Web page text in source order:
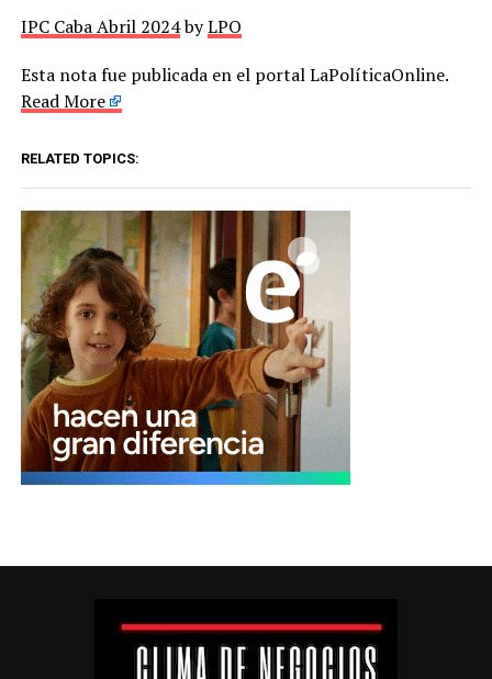
IPC Caba Abril 2024byLPO
Esta nota fue publicada en el portal LaPolíticaOnline.
Read More
RELATED TOPICS: